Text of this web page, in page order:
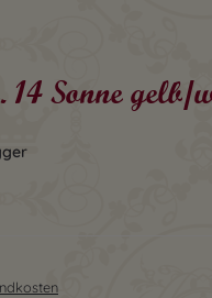
Sonne gelb/